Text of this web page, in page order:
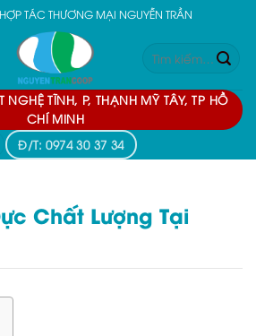
TÁC THƯƠNG MẠI NGUYỄN TRẦN
Tìm
kiếm:
TĨNH, P, THẠNH MỸ TÂY, TP HỒ
CHÍ MINH
Đ/T: 0974 30 37 34
Chất Lượng Tại